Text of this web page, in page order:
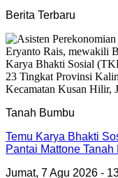
Berita Terbaru
Tanah Bumbu
Temu Karya Bhakti
Pantai Mattone Tanah
Jumat, 7 Agu 2026 -